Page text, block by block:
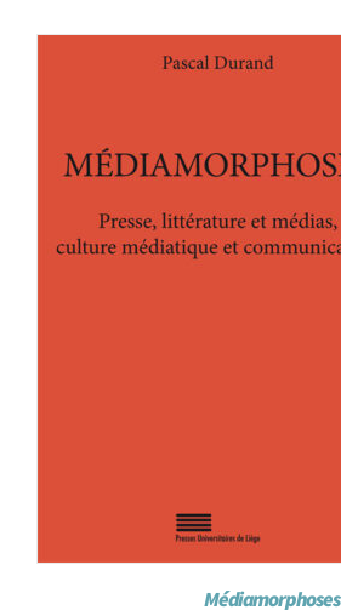
Médiamorphoses